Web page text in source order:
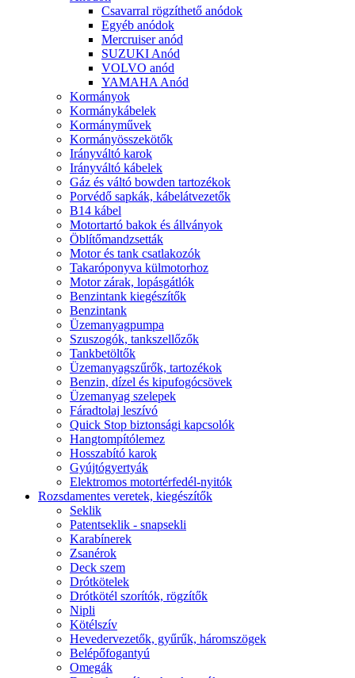
Csavarral rögzíthető anódok
Egyéb anódok
Mercruiser anód
SUZUKI Anód
VOLVO anód
YAMAHA Anód
Kormányok
Kormánykábelek
Kormányművek
Kormányösszekötők
Irányváltó karok
Irányváltó kábelek
Gáz és váltó bowden tartozékok
Porvédő sapkák, kábelátvezetők
B14 kábel
Motortartó bakok és állványok
Öblítőmandzsetták
Motor és tank csatlakozók
Takaróponyva külmotorhoz
Motor zárak, lopásgátlók
Benzintank kiegészítők
Benzintank
Üzemanyagpumpa
Szuszogók, tankszellőzők
Tankbetöltők
Üzemanyagszűrők, tartozékok
Benzin, dízel és kipufogócsövek
Üzemanyag szelepek
Fáradtolaj leszívó
Quick Stop biztonsági kapcsolók
Hangtompítólemez
Hosszabító karok
Gyújtógyertyák
Elektromos motortérfedél-nyitók
Rozsdamentes veretek, kiegészítők
Seklik
Patentseklik - snapsekli
Karabínerek
Zsanérok
Deck szem
Drótkötelek
Drótkötél szorítók, rögzítők
Nipli
Kötélszív
Hevedervezetők, gyűrűk, háromszögek
Belépőfogantyú
Omegák